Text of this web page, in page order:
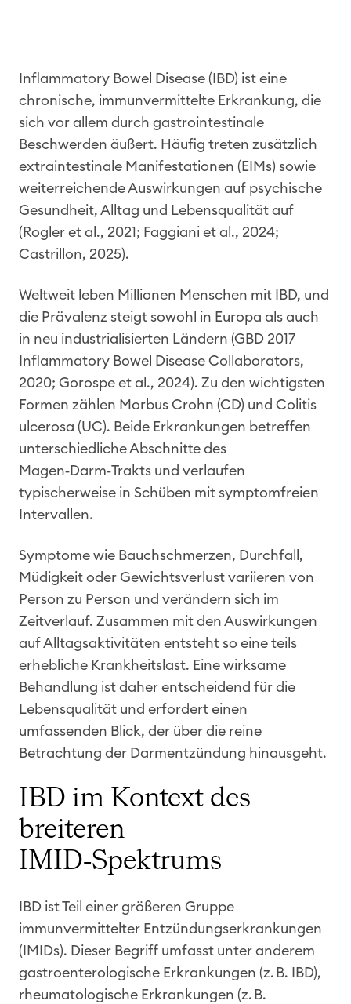
Inflammatory Bowel Disease (IBD) ist eine
chronische, immunvermittelte Erkrankung, die
sich vor allem durch gastrointestinale
Beschwerden äußert. Häufig treten zusätzlich
extraintestinale Manifestationen (EIMs) sowie
weiterreichende Auswirkungen auf psychische
Gesundheit, Alltag und Lebensqualität auf
(Rogler et al., 2021; Faggiani et al., 2024;
Castrillon, 2025).
Weltweit leben Millionen Menschen mit IBD, und
die Prävalenz steigt sowohl in Europa als auch
in neu industrialisierten Ländern (GBD 2017
Inflammatory Bowel Disease Collaborators,
2020; Gorospe et al., 2024). Zu den wichtigsten
Formen zählen Morbus Crohn (CD) und Colitis
ulcerosa (UC). Beide Erkrankungen betreffen
unterschiedliche Abschnitte des
Magen‑Darm‑Trakts und verlaufen
typischerweise in Schüben mit symptomfreien
Intervallen.
Symptome wie Bauchschmerzen, Durchfall,
Müdigkeit oder Gewichtsverlust variieren von
Person zu Person und verändern sich im
Zeitverlauf. Zusammen mit den Auswirkungen
auf Alltagsaktivitäten entsteht so eine teils
erhebliche Krankheitslast. Eine wirksame
Behandlung ist daher entscheidend für die
Lebensqualität und erfordert einen
umfassenden Blick, der über die reine
Betrachtung der Darmentzündung hinausgeht.
IBD im Kontext des
breiteren
IMID‑Spektrums
IBD ist Teil einer größeren Gruppe
immunvermittelter Entzündungserkrankungen
(IMIDs). Dieser Begriff umfasst unter anderem
gastroenterologische Erkrankungen (z. B. IBD),
rheumatologische Erkrankungen (z. B.